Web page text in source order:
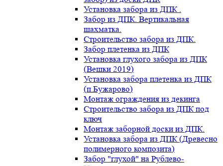
Установка забора из ДПК .
Забор из ДПК. Вертикальная
шахматка.
Строительство забора из ДПК.
Забор плетенка из ДПК
Установка глухого забора из ДПК
(Вешки 2019)
Установка забора плетенка из ДПК
(п.Бужарово)
Монтаж ограждения из декинга
Строительство забора из ДПК под
ключ
Монтаж заборной доски из ДПК.
Установка забора из ДПК (Древесно
полимерного композита)
Забор "глухой" на Рублево-